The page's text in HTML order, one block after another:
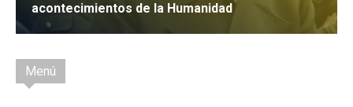
acontecimientos de la Humanidad
IR
Menú